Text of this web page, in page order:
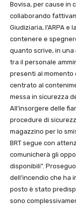
Bovisa, per cause in
collaborando
Giudiziaria, l’ARPA
contenere e
quanto scrive, in una
tra il personale
presenti al momento
centrato al
messa in sicurezza
All’insorgere delle
procedure di
magazzino per lo
BRT segue con
comunicherà gli
disponibili”.
dell’incendio che ha
posto è stato
sono